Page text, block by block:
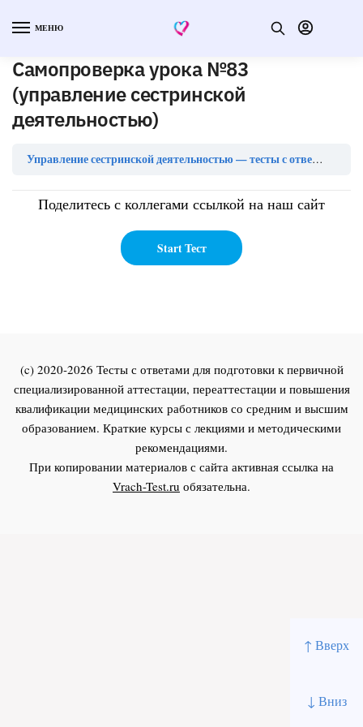
↑ Вверх
↓ Вниз
МЕНЮ
Самопроверка урока №83
(управление сестринской
деятельностью)
Управление сестринской деятельностью — тесты с ответами
Поделитесь с коллегами ссылкой на наш сайт
(c) 2020-2026 Тесты с ответами для подготовки к первичной
специализированной аттестации, переаттестации и повышения
квалификации медицинских работников со средним и высшим
образованием. Краткие курсы с лекциями и методическими
рекомендациями.
При копировании материалов с сайта активная ссылка на
Vrach-Test.ru обязательна.